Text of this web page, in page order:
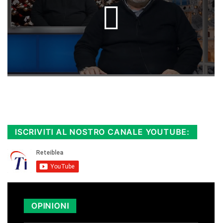
ISCRIVITI AL NOSTRO CANALE YOUTUBE:
OPINIONI